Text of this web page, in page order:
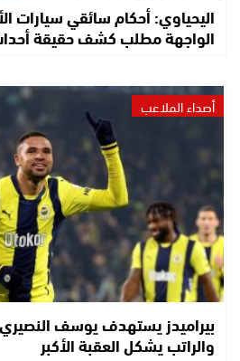
اليحياوي: أحكام سائقي سيارات
الواجهة مطلب كشف حقيقة
أصداء الملاعب
بيراميدز يستهدف يوسف
والراتب يشكل العقبة الأكبر